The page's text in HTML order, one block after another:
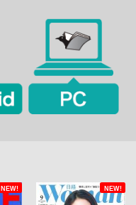
NEW! NEW!